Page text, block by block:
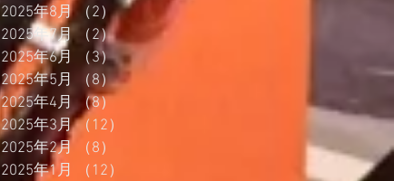
2025年8月
（2）2件の記事
2025年7月 （2）2件の記事
2025年6月
（3） 3件の記事
2025年5月
（8）8件の記事
2025年4月 （8）
2025年3月 （12）
2025年2月
（8）
2025年1月
（12）